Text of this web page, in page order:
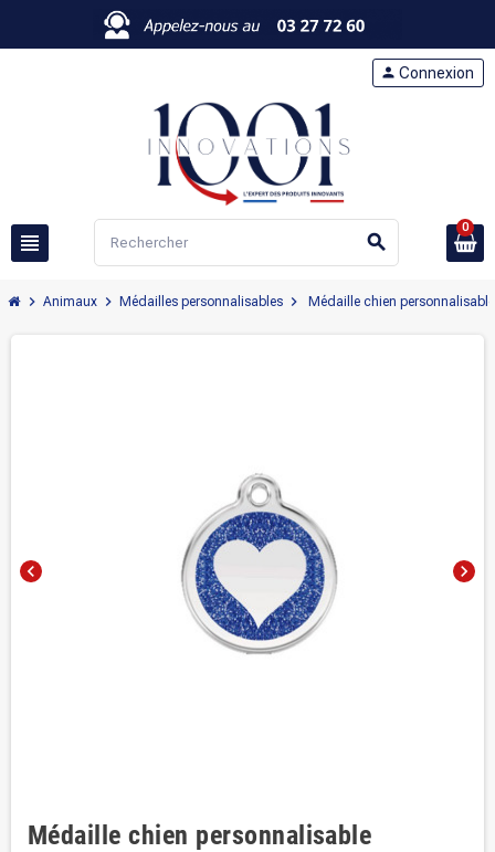
view_headline search
person Connexion
0
chevron_right Animaux chevron_right Médailles personnalisables chevron_right Médaille chien
chevron_left chevron_right
Médaille chien personnalisable